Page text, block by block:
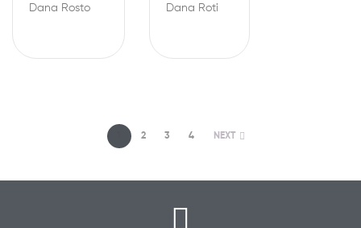
Dana Rosto Dana Roti
2 3 4 NEXT